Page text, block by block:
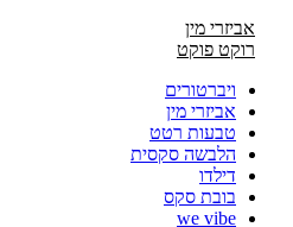
אביזרי מין
רוקט פוקט
ויברטורים
אביזרי מין
טבעות רטט
הלבשה סקסית
דילדו
בובת סקס
we vibe